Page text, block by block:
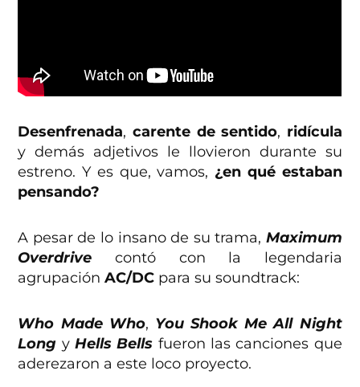
Desenfrenada, carente de sentido, ridícula
y demás adjetivos le llovieron durante su
estreno. Y es que, vamos, ¿en qué estaban
pensando?
A pesar de lo insano de su trama, Maximum
Overdrive contó con la legendaria
agrupaciónAC/DC para su soundtrack:
Who Made Who, You Shook Me All Night
Long yHells Bells fueron las canciones que
aderezaron a este loco proyecto.